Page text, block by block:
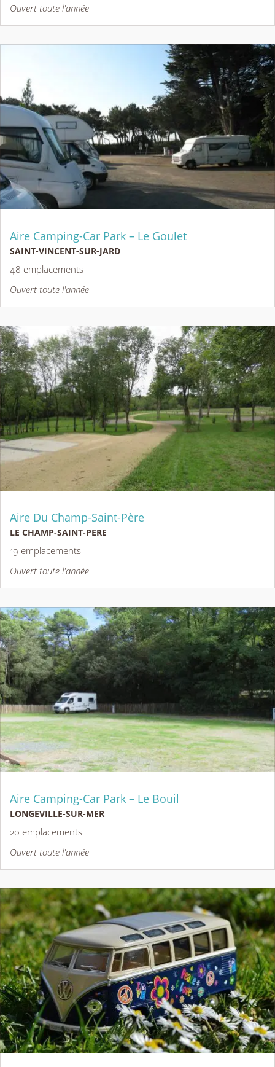
Ouvert toute l'année
Aire Camping-Car Park – Le Goulet
SAINT-VINCENT-SUR-JARD
48 emplacements
Ouvert toute l'année
Aire Du Champ-Saint-Père
LE CHAMP-SAINT-PERE
19 emplacements
Ouvert toute l'année
Aire Camping-Car Park – Le Bouil
LONGEVILLE-SUR-MER
20 emplacements
Ouvert toute l'année